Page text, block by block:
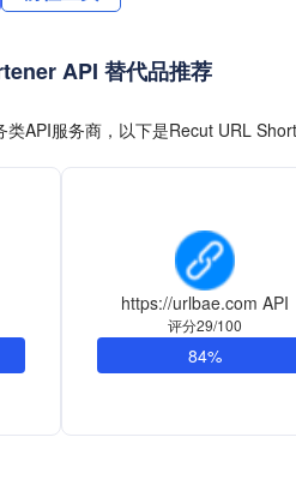
API 替代品推荐
API服务商，以下是Recut URL
https://urlbae.com API
评分29/100
84%